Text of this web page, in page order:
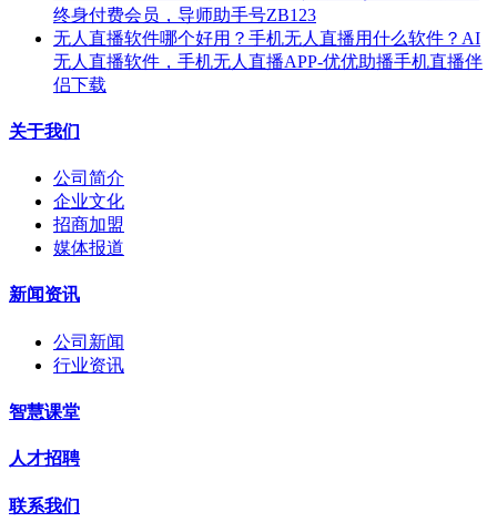
终身付费会员，导师助手号ZB123
无人直播软件哪个好用？手机无人直播用什么软件？AI
无人直播软件，手机无人直播APP-优优助播手机直播伴
侣下载
关于我们
公司简介
企业文化
招商加盟
媒体报道
新闻资讯
公司新闻
行业资讯
智慧课堂
人才招聘
联系我们